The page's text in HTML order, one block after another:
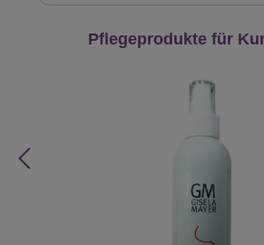
Produktgalerie überspringen
Pflegeprodukte für